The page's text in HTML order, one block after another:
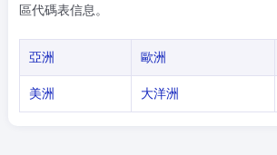
區代碼表信息。
亞洲 歐洲
美洲 大洋洲